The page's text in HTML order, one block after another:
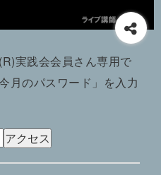
実践会会員さん専用で
月のパスワード」を入力